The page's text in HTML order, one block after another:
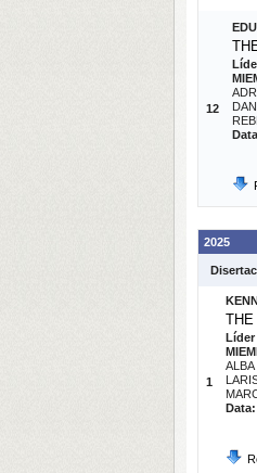
12
2025
1
THE
Líder
ALBA
Data: